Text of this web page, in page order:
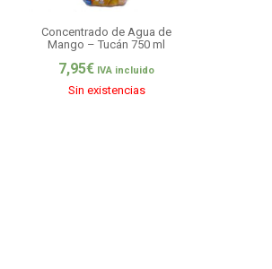
Concentrado de Agua de
Mango – Tucán 750 ml
7,95€ IVA incluido
Sin existencias